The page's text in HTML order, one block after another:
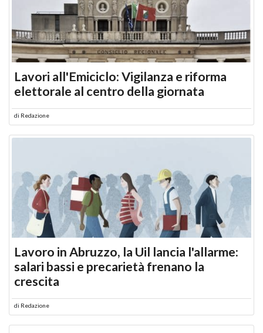
Lavori all'Emiciclo: Vigilanza e riforma
elettorale al centro della giornata
di Redazione
Lavoro in Abruzzo, la Uil lancia l'allarme:
salari bassi e precarietà frenano la
crescita
di Redazione